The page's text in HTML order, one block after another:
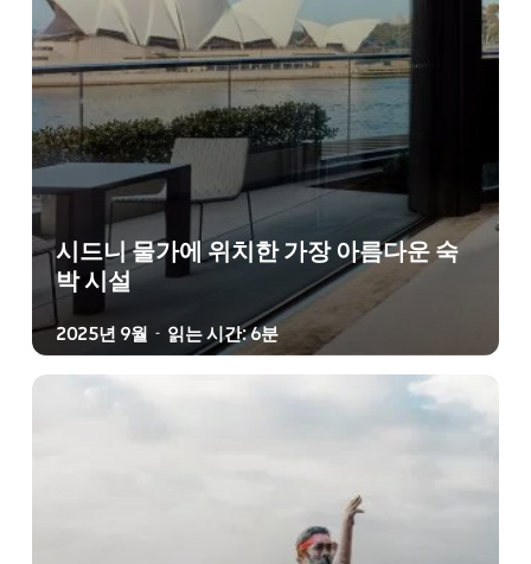
시드니 물가에 위치한 가장 아름다운 숙
박 시설
2025년 9월 - 읽는 시간: 6분